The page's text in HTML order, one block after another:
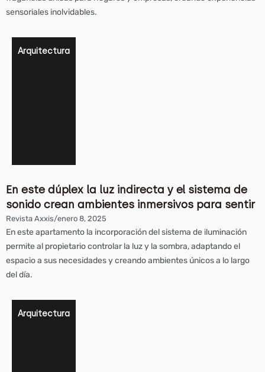
sensoriales inolvidables.
Arquitectura
En este dúplex la luz indirecta y el sistema de
sonido crean ambientes inmersivos para sentir
Revista Axxis/enero 8, 2025
En este apartamento la incorporación del sistema de iluminación
permite al propietario controlar la luz y la sombra, adaptando el
espacio a sus necesidades y creando ambientes únicos a lo largo
del día.
Arquitectura